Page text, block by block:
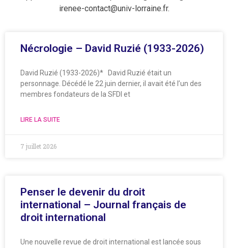
irenee-contact@univ-lorraine.fr.
Nécrologie – David Ruzié (1933-2026)
David Ruzié (1933-2026)* David Ruzié était un
personnage. Décédé le 22 juin dernier, il avait été l’un des
membres fondateurs de la SFDI et
LIRE LA SUITE
7 juillet 2026
Penser le devenir du droit
international – Journal français de
droit international
Une nouvelle revue de droit international est lancée sous